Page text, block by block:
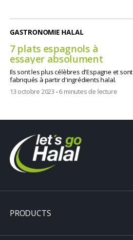
GASTRONOMIE HALAL
7 plats espagnols à
essayer absolument
Ils sont les plus célèbres d'Espagne et sont
fabriqués à partir d'ingrédients halal.
13 octobre 2023 -6 minutes de lecture
PRODUCTS